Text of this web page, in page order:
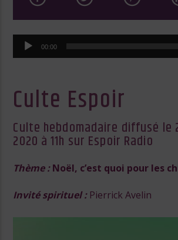
Lecteur
audio
00:00
Culte Espoir
Culte hebdomadaire diffusé le
2020 à 11h sur Espoir Radio
Thème : Noël, c’est quoi pour les
Invité spirituel :Pierrick Avelin